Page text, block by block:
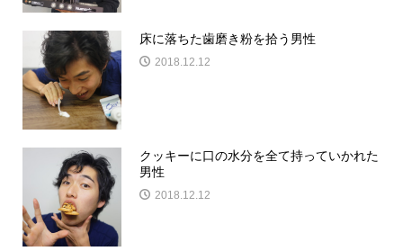
床に落ちた歯磨き粉を拾う男性
2018.12.12
クッキーに口の水分を全て持っていかれた
男性
2018.12.12